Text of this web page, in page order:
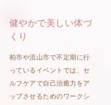
健やかで美しい体づ
くり
柏市や流山市で不定期に行
っているイベントでは、セ
ルフケアで自己治癒力をア
ップさせるためのワークシ